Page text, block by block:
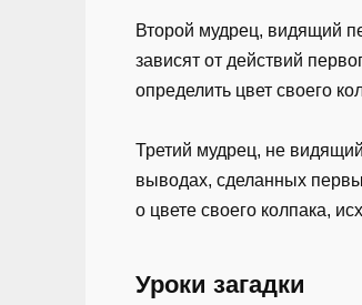
Второй мудрец, видящий
зависят от действий
определить цвет своего
Третий мудрец, не
выводах, сделанных
о цвете своего колпака,
Уроки загадки